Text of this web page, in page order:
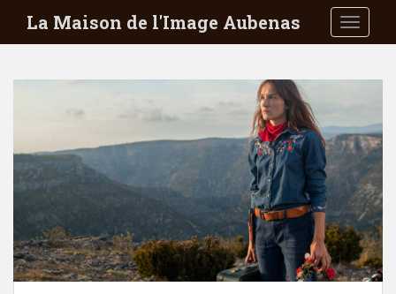
i
La Maison de l'Image Aubenas